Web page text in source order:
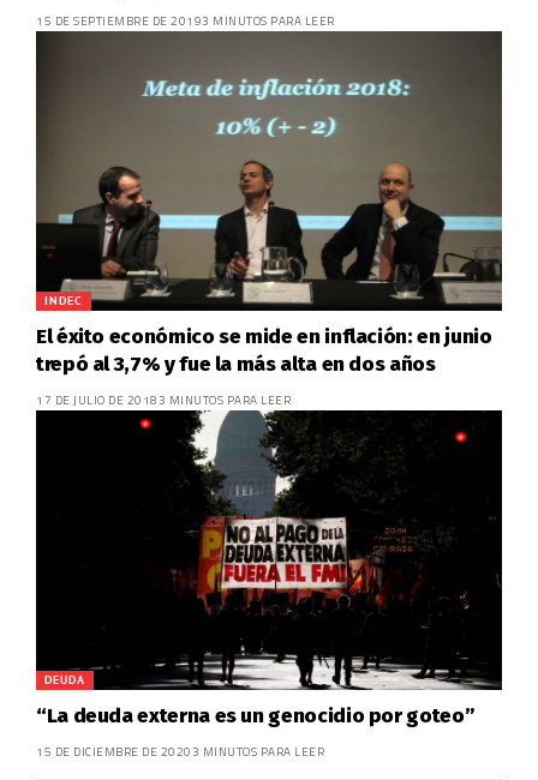
15 DE SEPTIEMBRE DE 20193 MINUTOS PARA LEER
INDEC
El éxito económico se mide en inflación: en junio
trepó al 3,7% y fue la más alta en dos años
17 DE JULIO DE 2018 3 MINUTOS PARA LEER
DEUDA
“La deuda externa es un genocidio por goteo”
15 DE DICIEMBRE DE 2020 3 MINUTOS PARA LEER